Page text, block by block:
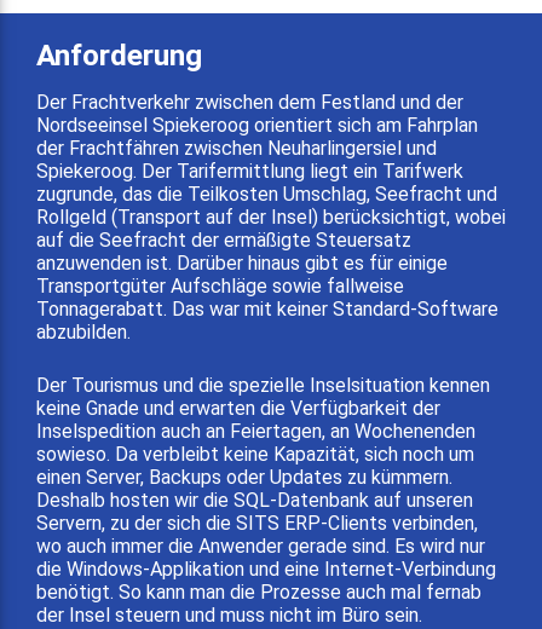
Anforderung
Der Frachtverkehr zwischen dem Festland und der
Nordseeinsel Spiekeroog orientiert sich am Fahrplan
der Frachtfähren zwischen Neuharlingersiel und
Spiekeroog. Der Tarifermittlung liegt ein Tarifwerk
zugrunde, das die Teilkosten Umschlag, Seefracht und
Rollgeld (Transport auf der Insel) berücksichtigt, wobei
auf die Seefracht der ermäßigte Steuersatz
anzuwenden ist. Darüber hinaus gibt es für einige
Transportgüter Aufschläge sowie fallweise
Tonnagerabatt. Das war mit keiner Standard-Software
abzubilden.
Der Tourismus und die spezielle Inselsituation kennen
keine Gnade und erwarten die Verfügbarkeit der
Inselspedition auch an Feiertagen, an Wochenenden
sowieso. Da verbleibt keine Kapazität, sich noch um
einen Server, Backups oder Updates zu kümmern.
Deshalb hosten wir die SQL-Datenbank auf unseren
Servern, zu der sich die SITS ERP-Clients verbinden,
wo auch immer die Anwender gerade sind. Es wird nur
die Windows-Applikation und eine Internet-Verbindung
benötigt. So kann man die Prozesse auch mal fernab
der Insel steuern und muss nicht im Büro sein.